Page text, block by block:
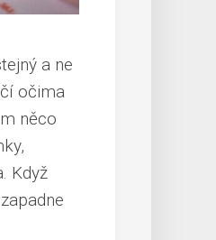
a ne
očima
něco
Když